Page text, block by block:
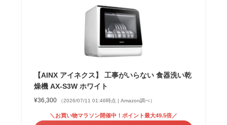
【AINX アイネクス】 工事がいらない 食器洗い乾
燥機 AX-S3W ホワイト
¥36,300 （2026/07/11 01:46時点 | Amazon調べ）
＼お買い物マラソン開催中！ポイント最大49.5倍／